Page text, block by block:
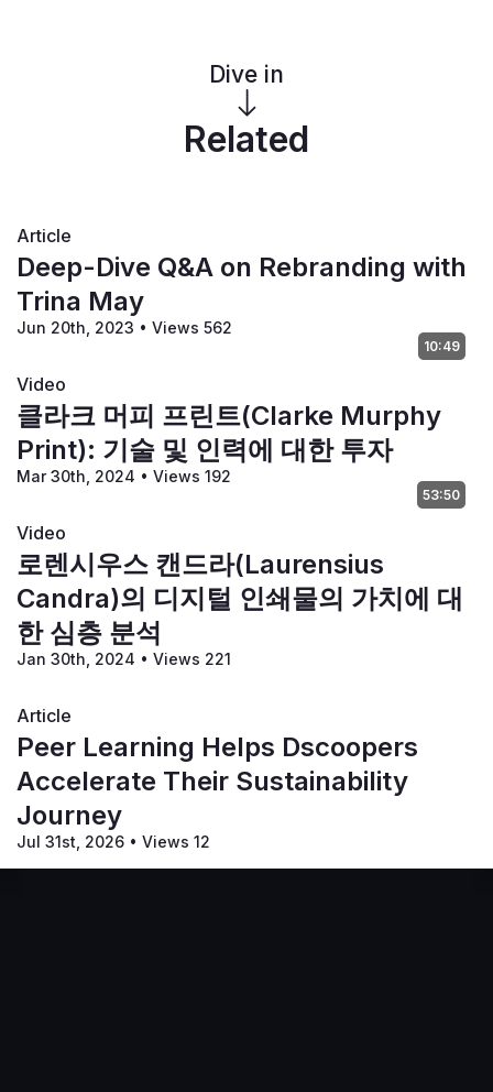
"관객들과 대중들은 오늘날 진정성 있고 진실된, 구체적인
연결을 찾고 있습니다. 그것은 소비자와 회사 모두의 진화입
니다. 이미 개발되어진 원형이나 생성된 연결은 효과가 없을
문가
D: 광범위한 인쇄 업계 경험과 오늘날의 마케팅 팀이 종종
생각해내고 그것을 시도하는 것을 직접 보고 들은 독립적인
마케팅 전략가로서, 인쇄 회사가 브랜딩 주제에 대해 더 많
T: 솔직히 말해서, 그건 그들(회사)에 관한 것이 아닙니다.
청중과 대중들은 오늘날 진정성 있고 진실된, 현실적인 인맥
을 찾고 있습니다. 그것은 소비자와 회사 모두의 진화입니
다. 이미 개발되어진 원형이나 생성된 인맥은 효과가 없습니
다. 중요한 것은 청중과 그들이 누구이고 무엇을 원하는지
정말로 이해하는 것입니다. 간단해 보이지만, 이건 종종 업
무상의 초점이나 진정한 관심을 얻지 못하는 영역입니다. 그
건 순수한 핵심 가치를 밝히기 위해, 오래된 "고대"적인 방
법을 여러 겹으로 벗어 던지는 것과 같습니다. 여러분의 가
치를 진술하고 그것들을 고수함으로써 고객의 신뢰를 얻는
거죠.
브랜드를 다시 만들기로 결정한 회사들은 종종 너무 오랫
하자면, 한 발만 물에 담그고 있는 인쇄 회사들 중에서 무엇
이 그들을 방해하고 있다고 생각하시나요?
T: 보통 두려움이죠. 변화에 대한 두려움, 작업량, 자원 요구
사항, 외부 인식, 비용, 시간 등입니다. 브랜딩은 어렵고 복
잡할 수 있지만, 꼭 그럴 필요는 없습니다. 저는 항상 프로젝
트를 한 입에 먹기 좋은 작은 부분으로 나눌 것을 제안합니
Dive in
Related
Article
Deep-Dive Q&A on Rebranding with
Trina May
Jun 20th, 2023 • Views 562
10:49
Video
클라크 머피 프린트(Clarke Murphy
Print): 기술 및 인력에 대한 투자
Mar 30th, 2024 • Views 192
53:50
Video
로렌시우스 캔드라(Laurensius
Candra)의 디지털 인쇄물의 가치에 대
한 심층 분석
Jan 30th, 2024 • Views 221
Article
Peer Learning Helps Dscoopers
Accelerate Their Sustainability
Journey
Jul 31st, 2026 • Views 12